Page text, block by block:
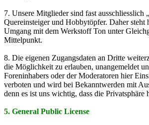
7. Unsere Mitglieder sind fast ausschliesslich
Quereinsteiger und Hobbytöpfer. Daher steht
Umgang mit dem Werkstoff Ton unter
Mittelpunkt.
8. Die eigenen Zugangsdaten an Dritte
die Möglichkeit zu erlauben, unangemeldet
Foreninhabers oder der Moderatoren hier
verboten und wird bei Bekanntwerden mit
denn es ist uns wichtig, dass die Privatsphäre
5. General Public License